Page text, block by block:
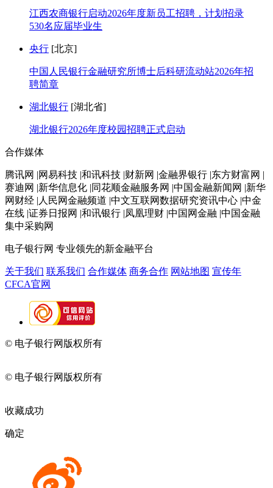
江西农商银行启动2026年度新员工招聘，计划招录
530名应届毕业生
央行 [北京]
中国人民银行金融研究所博士后科研流动站2026年招
聘简章
湖北银行 [湖北省]
湖北银行2026年度校园招聘正式启动
合作媒体
腾讯网 |网易科技 |和讯科技 |财新网 |金融界银行 |东方财富网 |
赛迪网 |新华信息化 |同花顺金融服务网 |中国金融新闻网 |新华
网财经 |人民网金融频道 |中文互联网数据研究资讯中心 |中金
在线 |证券日报网 |和讯银行 |凤凰理财 |中国网金融 |中国金融
集中采购网
电子银行网 专业领先的新金融平台
关于我们 联系我们 合作媒体 商务合作 网站地图 宣传年
CFCA官网
© 电子银行网版权所有
© 电子银行网版权所有
收藏成功
确定